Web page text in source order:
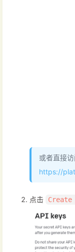
或者直接
https://
点击 Create